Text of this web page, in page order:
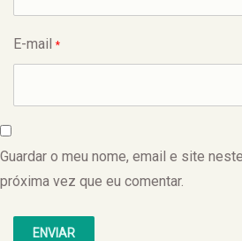
E-mail *
Guardar o meu nome, email e site
próxima vez que eu comentar.